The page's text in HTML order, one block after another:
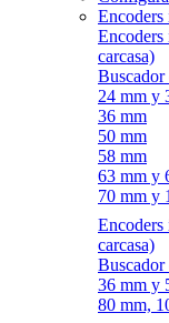
Encoders
Encoders
carcasa)
Buscador
24 mm y
36 mm
50 mm
58 mm
63 mm y
70 mm y
Encoders
carcasa)
Buscador
36 mm y
80 mm,